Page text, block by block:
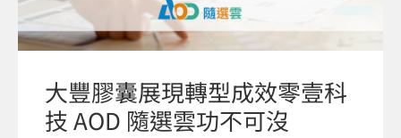
大豐膠囊展現轉型成效零壹科
技 AOD 隨選雲功不可沒